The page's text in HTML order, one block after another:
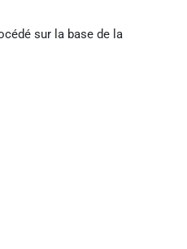
sur la base de la